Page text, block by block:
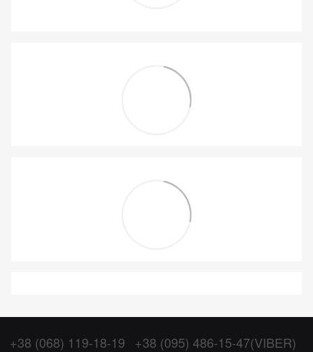
+38 (068) 119-18-19 +38 (095) 486-15-47(VIBER)